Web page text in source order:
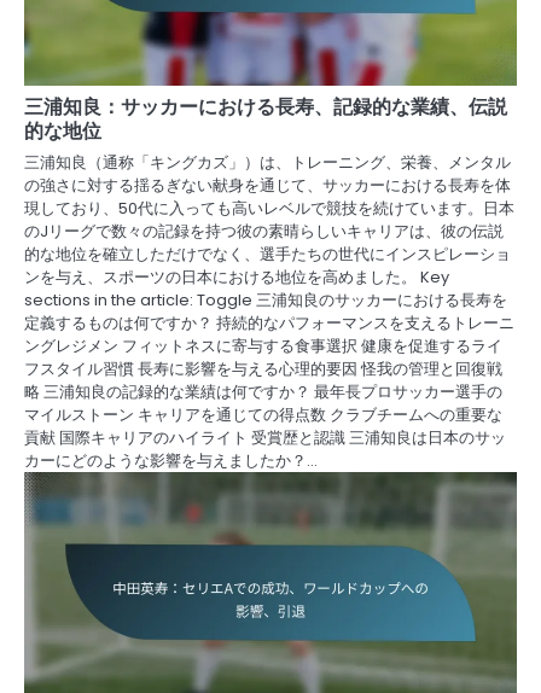
三浦知良：サッカーにおける長寿、記録的な業績、伝説
的な地位
三浦知良（通称「キングカズ」）は、トレーニング、栄養、メンタル
の強さに対する揺るぎない献身を通じて、サッカーにおける長寿を体
現しており、50代に入っても高いレベルで競技を続けています。日本
のJリーグで数々の記録を持つ彼の素晴らしいキャリアは、彼の伝説
的な地位を確立しただけでなく、選手たちの世代にインスピレーショ
ンを与え、スポーツの日本における地位を高めました。 Key
sections in the article: Toggle 三浦知良のサッカーにおける長寿を
定義するものは何ですか？ 持続的なパフォーマンスを支えるトレーニ
ングレジメン フィットネスに寄与する食事選択 健康を促進するライ
フスタイル習慣 長寿に影響を与える心理的要因 怪我の管理と回復戦
略 三浦知良の記録的な業績は何ですか？ 最年長プロサッカー選手の
マイルストーン キャリアを通じての得点数 クラブチームへの重要な
貢献 国際キャリアのハイライト 受賞歴と認識 三浦知良は日本のサッ
カーにどのような影響を与えましたか？…